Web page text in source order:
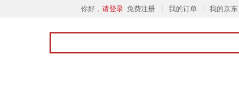
你好， 请登录 免费注册 我的订单 我的京东